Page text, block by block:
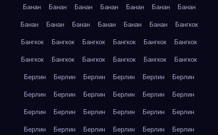
Банан Банан Банан Банан Банан Банан
Банан
Банан
Банан Банан Банан Банан Банан
Бангкок
Бангкок
Бангкок Бангкок Бангкок Бангкок
Бангкок
Бангкок
Бангкок Бангкок Бангкок Бангкок
Бангкок
Берлин
Берлин Берлин Берлин Берлин
Берлин
Берлин
Берлин Берлин Берлин Берлин
Берлин
Берлин
Берлин Берлин Берлин Берлин
Берлин
Берлин
Берлин Берлин Берлин Берлин
Берлин